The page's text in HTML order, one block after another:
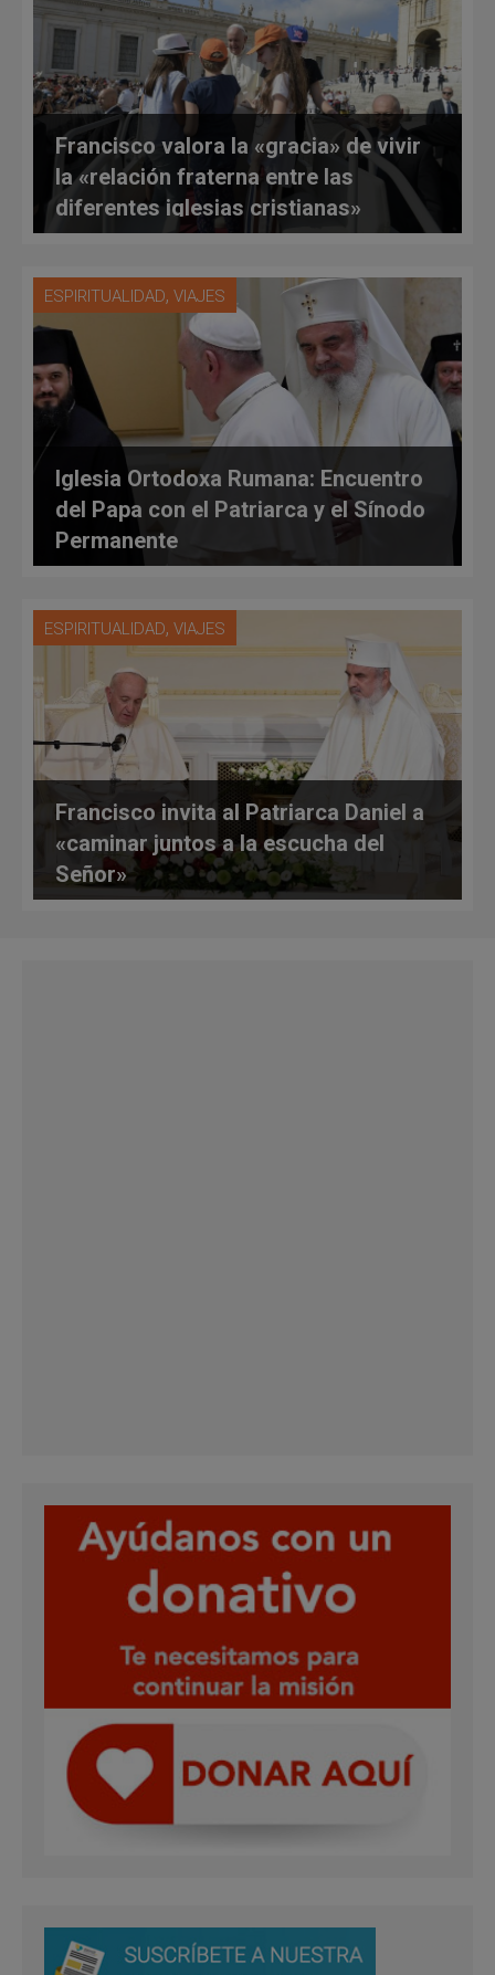
Francisco valora la «gracia» de vivir
la «relación fraterna entre las
diferentes iglesias cristianas»
ESPIRITUALIDAD, VIAJES
Iglesia Ortodoxa Rumana: Encuentro
del Papa con el Patriarca y el Sínodo
Permanente
ESPIRITUALIDAD, VIAJES
Francisco invita al Patriarca Daniel a
«caminar juntos a la escucha del
Señor»